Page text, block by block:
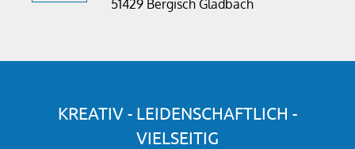
51429 Bergisch Gladbach
KREATIV - LEIDENSCHAFTLICH -
VIELSEITIG